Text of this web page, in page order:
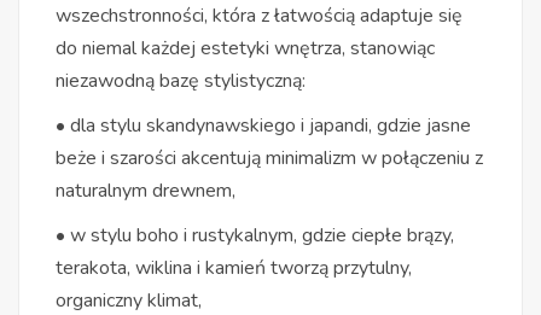
wszechstronności, która z łatwością adaptuje się
do niemal każdej estetyki wnętrza, stanowiąc
niezawodną bazę stylistyczną:
• dla stylu skandynawskiego i japandi, gdzie jasne
beże i szarości akcentują minimalizm w połączeniu z
naturalnym drewnem,
• w stylu boho i rustykalnym, gdzie ciepłe brązy,
terakota, wiklina i kamień tworzą przytulny,
organiczny klimat,